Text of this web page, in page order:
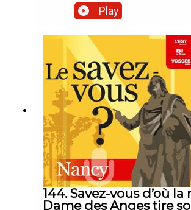
et à tout ce que vous ignorez sur
raconté par Jean-Marie Russe
articles réalisés par la rédaction
Play
144. Savez-vous d’où la
Dame des Anges tire